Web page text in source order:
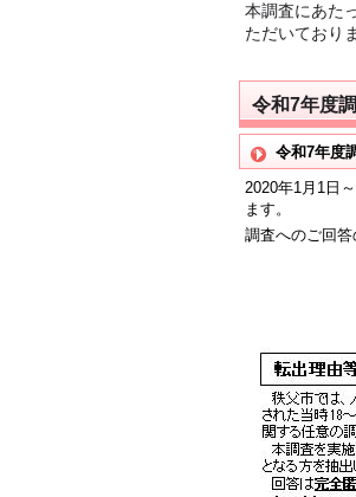
本調査にあた
ただいており
令和7年度
令和7年度
2020年1月1日
ます。
調査へのご回答